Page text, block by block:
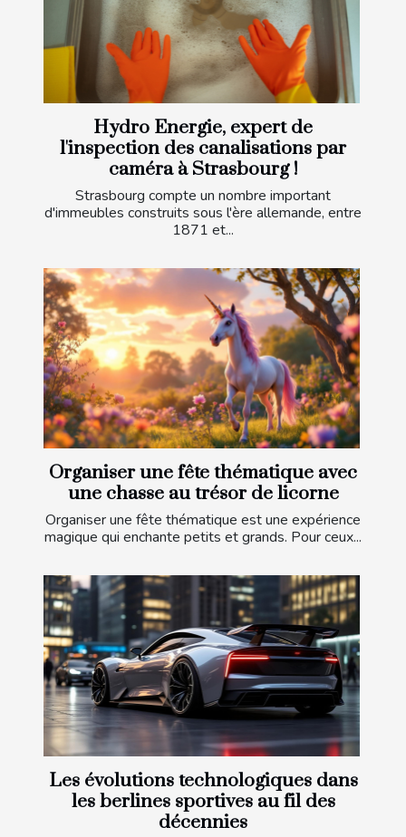
Hydro Energie, expert de
l'inspection des canalisations par
caméra à Strasbourg !
Strasbourg compte un nombre important
d'immeubles construits sous l'ère allemande, entre
1871 et...
Organiser une fête thématique avec
une chasse au trésor de licorne
Organiser une fête thématique est une expérience
magique qui enchante petits et grands. Pour ceux...
Les évolutions technologiques dans
les berlines sportives au fil des
décennies